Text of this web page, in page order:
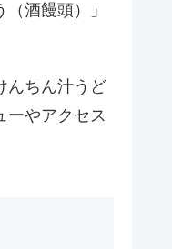
酒饅頭）」
んちん汁うど
ーやアクセス